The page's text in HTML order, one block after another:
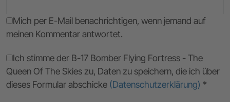
Mich per E-Mail benachrichtigen, wenn jemand auf
meinen Kommentar antwortet.
Ich stimme der B-17 Bomber Flying Fortress - The
Queen Of The Skies zu, Daten zu speichern, die ich über
dieses Formular abschicke (Datenschutzerklärung) *